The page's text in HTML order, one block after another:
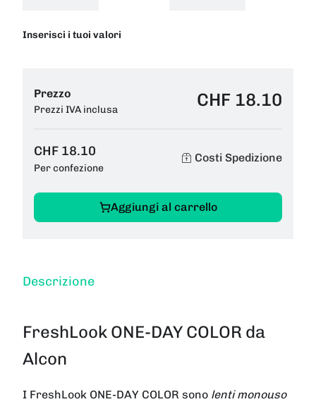
Inserisci i tuoi valori
Prezzo
Prezzi IVA inclusa CHF 18.10
CHF 18.10
Per confezione
Costi Spedizione
Aggiungi al carrello
Descrizione
FreshLook ONE-DAY COLOR da
Alcon
I FreshLook ONE-DAY COLOR sono lenti monouso